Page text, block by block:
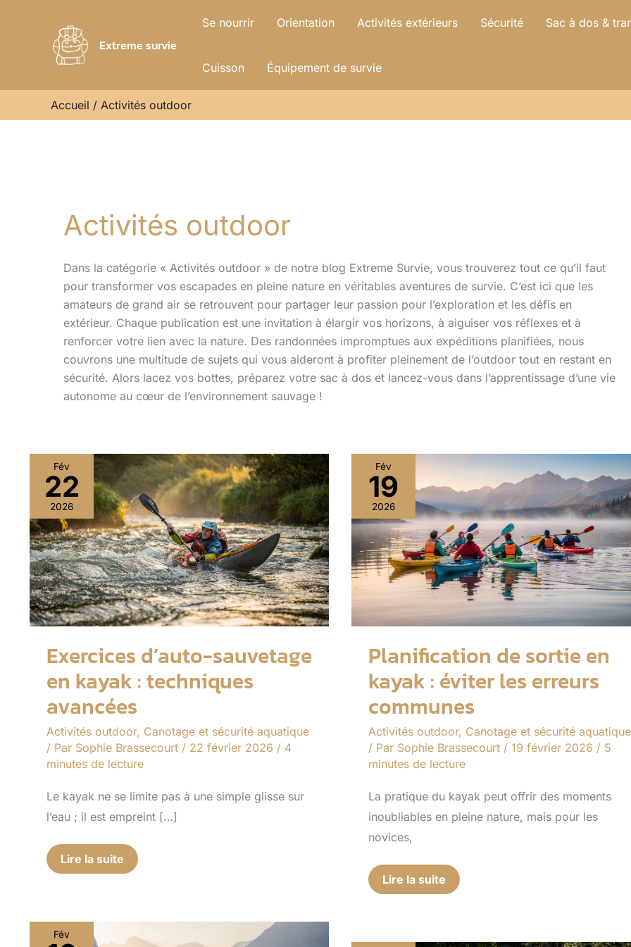
Extreme survie
Se nourrir Orientation Activités extérieurs Sécurité Sac à dos &
Cuisson Équipement de survie
Accueil Activités outdoor
Activités outdoor
Dans la catégorie « Activités outdoor » de notre blog Extreme Survie, vous trouverez tout ce qu’il faut
pour transformer vos escapades en pleine nature en véritables aventures de survie. C’est ici que les
amateurs de grand air se retrouvent pour partager leur passion pour l’exploration et les défis en
extérieur. Chaque publication est une invitation à élargir vos horizons, à aiguiser vos réflexes et à
renforcer votre lien avec la nature. Des randonnées impromptues aux expéditions planifiées, nous
couvrons une multitude de sujets qui vous aideront à profiter pleinement de l’outdoor tout en restant en
sécurité. Alors lacez vos bottes, préparez votre sac à dos et lancez-vous dans l’apprentissage d’une vie
autonome au cœur de l’environnement sauvage !
Fév
22
2026
Exercices d’auto-sauvetage
en kayak : techniques
avancées
Activités outdoor, Canotage et sécurité aquatique
/ Par Sophie Brassecourt / 22 février 2026 / 4
minutes de lecture
Le kayak ne se limite pas à une simple glisse sur
l’eau ; il est empreint […]
Exercices
d’auto-
sauvetage
en
kayak
:
techniques
avancées
Lire la suite
Fév
19
2026
Planification de sortie en
kayak : éviter les erreurs
communes
Activités outdoor, Canotage et sécurité aquatique
/ Par Sophie Brassecourt / 19 février 2026 / 5
minutes de lecture
La pratique du kayak peut offrir des moments
inoubliables en pleine nature, mais pour les
novices,
Planification
de
sortie
en
kayak
:
éviter
les
communes
Lire la suite
Fév